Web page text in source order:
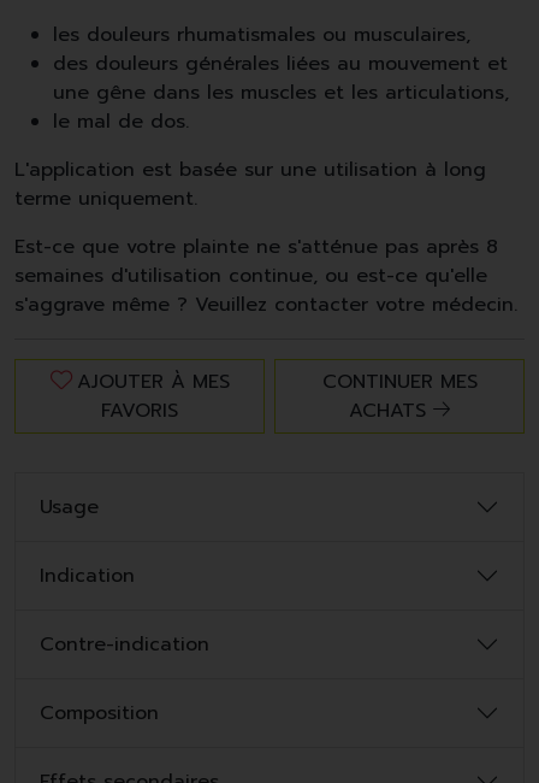
les douleurs rhumatismales ou musculaires,
des douleurs générales liées au mouvement et
une gêne dans les muscles et les articulations,
le mal de dos.
L'application est basée sur une utilisation à long
terme uniquement.
Est-ce que votre plainte ne s'atténue pas après 8
semaines d'utilisation continue, ou est-ce qu'elle
s'aggrave même ? Veuillez contacter votre médecin.
AJOUTER À MES
FAVORIS
CONTINUER MES
ACHATS
Usage
Indication
Contre-indication
Composition